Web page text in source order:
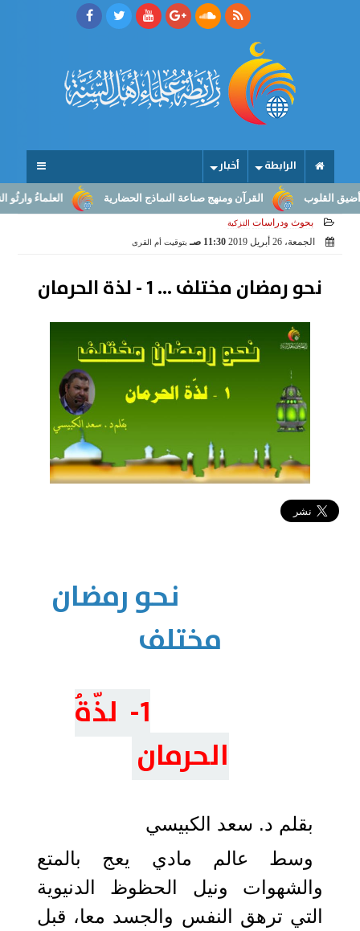
الرابطة أخبار
العلماءُ وارثُو القرآن ومنهج صناعة النماذج الحضارية
بحوث ودراسات التزكية
الجمعة، 26 أبريل 2019 11:30 صـ بتوقيت أم القرى
نحو رمضان مختلف ... 1 - لذة الحرمان
نحو رمضان
مختلف
1- لذّةُ
الحرمان
بقلم د. سعد الكبيسي
وسط عالم مادي يعج بالمتع
والشهوات ونيل الحظوظ الدنيوية
التي ترهق النفس والجسد معا، قبل